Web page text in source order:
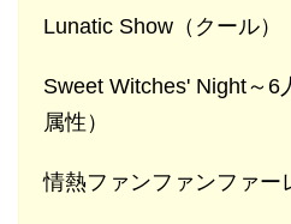
Lunatic Show（クール）
Sweet Witches' Night～6
属性）
情熱ファンファンファー